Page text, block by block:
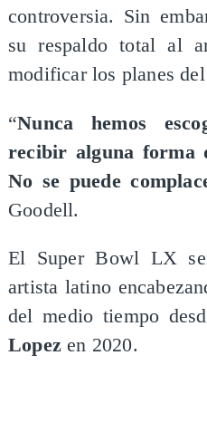
controversia. Sin
su respaldo total al
modificar los planes
“Nunca hemos
recibir alguna forma
No se puede
Goodell.
El Super Bowl LX
artista latino
del medio tiempo
Lopezen 2020.